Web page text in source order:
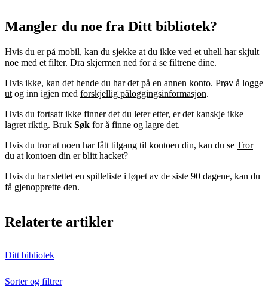
Mangler du noe fra Ditt bibliotek?
Hvis du er på mobil, kan du sjekke at du ikke ved et uhell har skjult
noe med et filter. Dra skjermen ned for å se filtrene dine.
Hvis ikke, kan det hende du har det på en annen konto. Prøv å logge
ut og inn igjen med forskjellig påloggingsinformasjon.
Hvis du fortsatt ikke finner det du leter etter, er det kanskje ikke
lagret riktig. Bruk Søk for å finne og lagre det.
Hvis du tror at noen har fått tilgang til kontoen din, kan du se Tror
du at kontoen din er blitt hacket?
Hvis du har slettet en spilleliste i løpet av de siste 90 dagene, kan du
få gjenopprette den.
Relaterte artikler
Ditt bibliotek
Sorter og filtrer